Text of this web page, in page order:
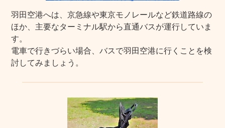
羽田空港へは、京急線や東京モノレールなど鉄道路線の
ほか、主要なターミナル駅から直通バスが運行していま
す。
電車で行きづらい場合、バスで羽田空港に行くことを検
討してみましょう。